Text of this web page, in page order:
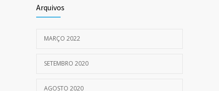
detecção do COVID-19?
14 DE AGOSTO DE 2020
Arquivos
MARÇO 2022
SETEMBRO 2020
AGOSTO 2020